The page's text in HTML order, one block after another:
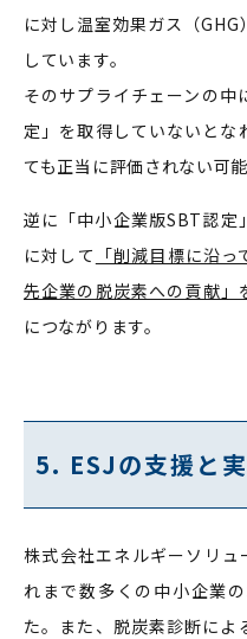
に対し温室効果ガス（
しています。
そのサプライチェーンの
定」を取得していないとな
ても正当に評価されない可
逆に「中小企業版SBT認定
に対して 「削減目標に沿
先企業の脱炭素への貢献」
につながります。
5. ESJの支援と
株式会社エネルギーソリュ
れまで数多くの中小企業
た。また、脱炭素診断によ